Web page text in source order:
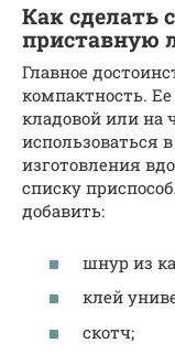
Как
приставную
Главное
компактность.
кладовой или на
использоваться
изготовления
списку
добавить:
шнур из
клей
скотч;